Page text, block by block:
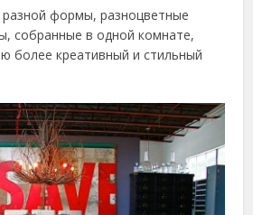
разной формы, разноцветные
собранные в одной комнате,
более креативный и стильный